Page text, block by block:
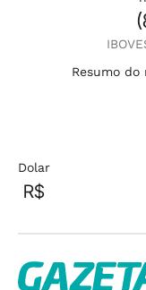
Resumo do
Dolar
R$